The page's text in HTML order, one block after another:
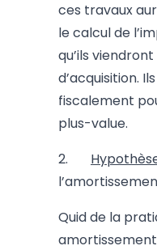
ces travaux
le calcul de
qu’ils
d’acquisition.
fiscalement
plus-value.
2.
Quid de la